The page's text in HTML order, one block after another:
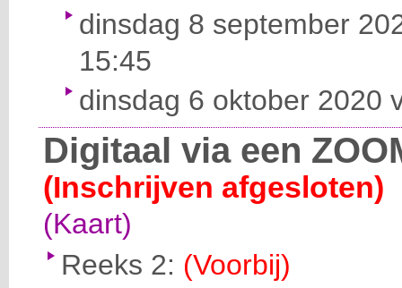
dinsdag 8 september
15:45
dinsdag 6 oktober 2020
Digitaal via een
(Inschrijven afgesloten)
(Kaart)
Reeks 2: (Voorbij)